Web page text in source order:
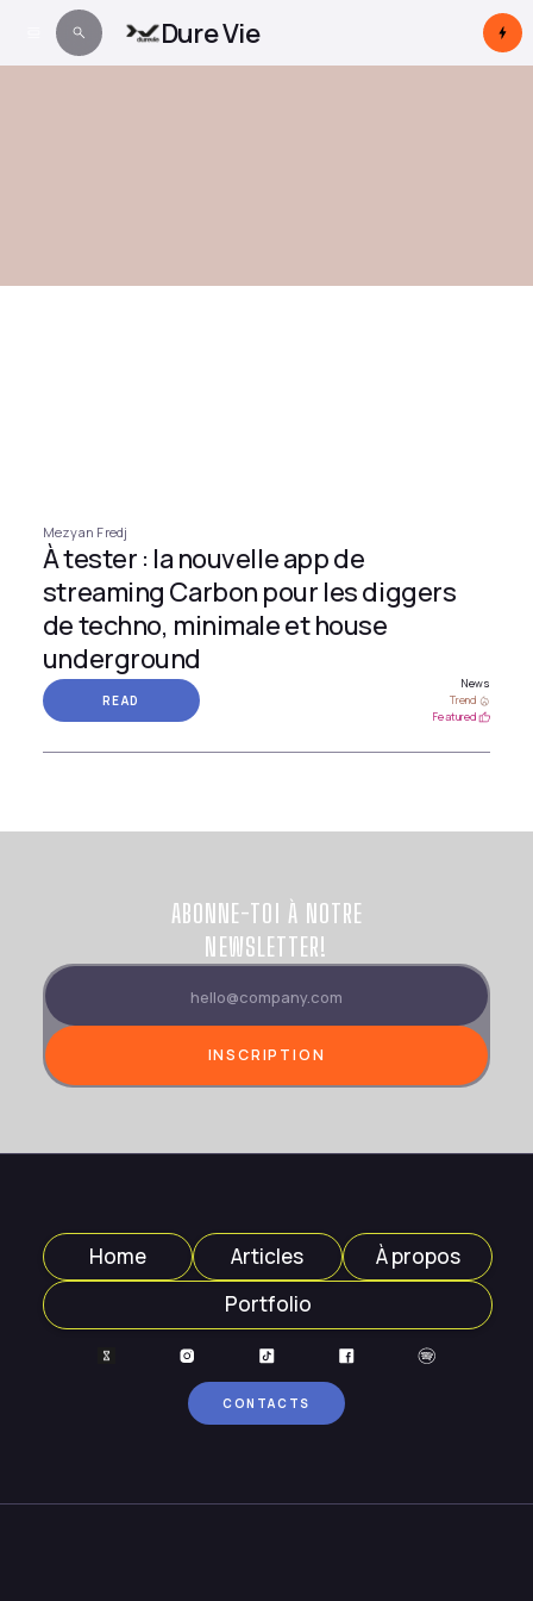
Dure Vie
Mezyan Fredj
À tester : la nouvelle app de
streaming Carbon pour les diggers
de techno, minimale et house
underground
News
Trend
Featured
READ
ABONNE-TOI À NOTRE
NEWSLETTER!
Home Articles
À propos
Portfolio
CONTACTS